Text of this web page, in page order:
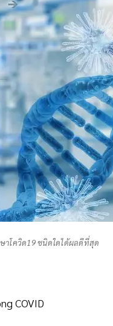
าโควิด19 ชนิดใดได้ผลดีที่สุด
COVID